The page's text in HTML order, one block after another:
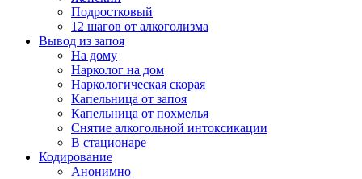
Подростковый
12 шагов от алкоголизма
Вывод из запоя
На дому
Нарколог на дом
Наркологическая скорая
Капельница от запоя
Капельница от похмелья
Снятие алкогольной интоксикации
В стационаре
Кодирование
Анонимно